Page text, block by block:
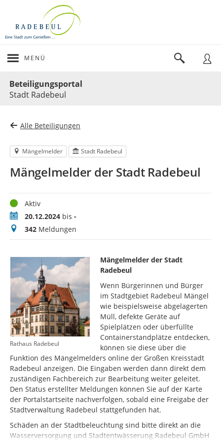
MENÜ
Beteiligungsportal
Stadt Radebeul
Alle Beteiligungen
Mängelmelder Stadt Radebeul
Mängelmelder der Stadt Radebeul
StatusAktiv
Zeitraum20.12.2024 bis -
Meldungen
342 Meldungen
Rathaus Radebeul
Mängelmelder der Stadt
Radebeul
Wenn Bürgerinnen und Bürger
im Stadtgebiet Radebeul Mängel
wie beispielsweise abgelagerten
Müll, defekte Geräte auf
Spielplätzen oder überfüllte
Containerstandplätze entdecken,
können sie diese über die
Funktion des Mängelmelders online der Großen Kreisstadt
Radebeul anzeigen. Die Eingaben werden dann direkt dem
zuständigen Fachbereich zur Bearbeitung weiter geleitet.
Den Status erstellter Meldungen können Sie auf der Karte
der Portalstartseite nachverfolgen, sobald eine Freigabe der
Stadtverwaltung Radebeul stattgefunden hat.
Schäden an der Stadtbeleuchtung sind bitte direkt an die
Wasserversorgung und Stadtentwässerung Radebeul GmbH